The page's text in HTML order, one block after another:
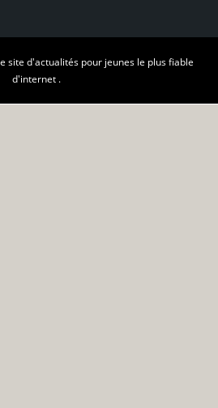
site d'actualités pour jeunes le plus fiable
d'internet .